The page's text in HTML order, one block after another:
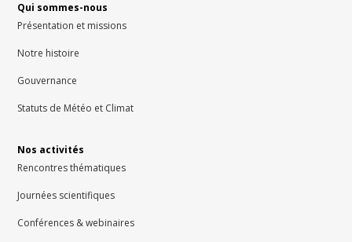
Qui sommes-nous
Présentation et missions
Notre histoire
Gouvernance
Statuts de Météo et Climat
Nos activités
Rencontres thématiques
Journées scientifiques
Conférences & webinaires